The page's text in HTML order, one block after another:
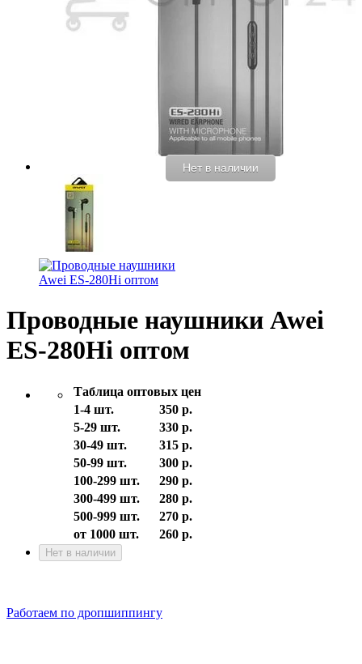
Нет в наличии
Проводные наушники Awei
ES-280Hi оптом
Таблица оптовых цен
1-4 шт.
350 р.
5-29 шт.
330 р.
30-49 шт.
315 р.
50-99 шт.
300 р.
100-299 шт.
290 р.
300-499 шт.
280 р.
500-999 шт.
270 р.
от 1000 шт.
260 р.
Нет в наличии
Работаем по дропшиппингу